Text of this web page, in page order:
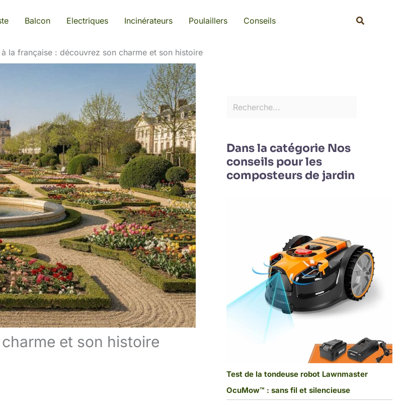
Balcon Electriques Incinérateurs Poulaillers Conseils
la française : découvrez son charme et son histoire
et son histoire
Dans la catégorie Nos
conseils pour les
composteurs de jardin
Test de la tondeuse robot Lawnmaster
OcuMow™ : sans fil et silencieuse